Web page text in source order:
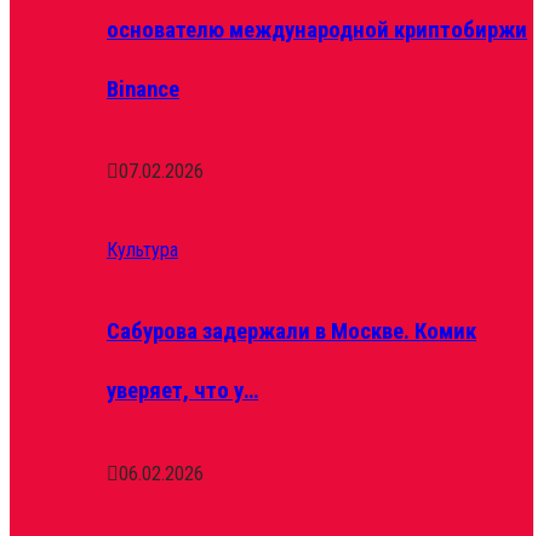
основателю международной криптобиржи
Binance
07.02.2026
Культура
Сабурова задержали в Москве. Комик
уверяет, что у…
06.02.2026